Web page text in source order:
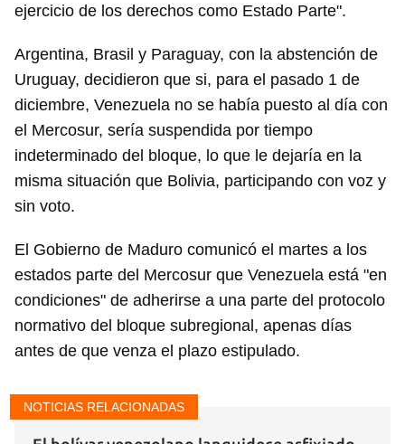
Guardar como favorito
ejercicio de los derechos como Estado Parte".
Argentina, Brasil y Paraguay, con la abstención de
Uruguay, decidieron que si, para el pasado 1 de
diciembre, Venezuela no se había puesto al día con
el Mercosur, sería suspendida por tiempo
indeterminado del bloque, lo que le dejaría en la
misma situación que Bolivia, participando con voz y
sin voto.
El Gobierno de Maduro comunicó el martes a los
estados parte del Mercosur que Venezuela está "en
condiciones" de adherirse a una parte del protocolo
normativo del bloque subregional, apenas días
antes de que venza el plazo estipulado.
NOTICIAS RELACIONADAS